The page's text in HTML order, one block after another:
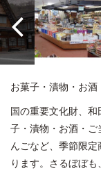
お菓子・漬物・お
国の重要文化財、
子・漬物・お酒・ご
んごなど、季節限
ります。さるぼぼ